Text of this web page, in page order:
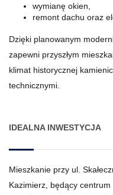
wymianę okien,
remont dachu oraz
Dzięki planowanym
zapewni przyszłym
klimat historycznej
technicznymi.
IDEALNA INWESTYCJA
Mieszkanie przy ul.
Kazimierz, będący